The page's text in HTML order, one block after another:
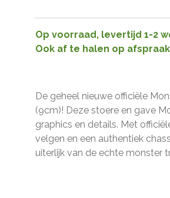
Op voorraad, levertijd 1-2
Ook af te halen op
De geheel nieuwe officiële
(9cm)! Deze stoere en gave
graphics en details. Met
velgen en een authentiek
uiterlijk van de echte monster